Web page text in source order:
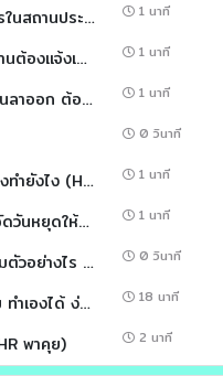
- EP.09 คณะกรรมการสวัสดิการในสถานประกอบกิจการ (HR พาคุย) 1 นาที
- EP.08 ถ้าบริษัทมีนักศึกษาฝึกงานต้องแจ้งเข้าประกันสังคมหรือไม่ (HR พาคุย) 1 นาที
- EP.07 รับพนักงานใหม่ พนักงานลาออก ต้องแจ้งประกันสังคมภายในกี่วัน (HR พาคุย) 1 นาที
0 วินาที
- EP.05 มีลูกจ้างชาวต่างชาติต้องทำยังไง (HR พาคุย) 1 นาที
- EP.03 สถานประกอบการต้องจัดวันหยุดให้พนักงาน (HR พาคุย) 1 นาที
- EP.02 หางาน สมัครงาน เตรียมตัวอย่างไร (HR พาคุย) 0 วินาที
- EP.01 เปลี่ยน รพ.ประกันสังคม ทำเองได้ ง่ายนิดเดียว (HR พาคุย) 18 นาที
พาคุย) 2 นาที